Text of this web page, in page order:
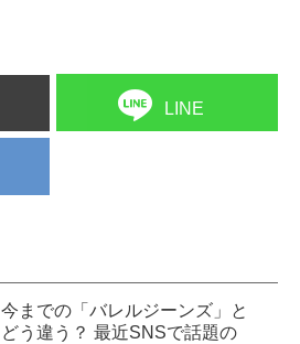
LINE
今までの「バレルジーンズ」と
どう違う？ 最近SNSで話題の